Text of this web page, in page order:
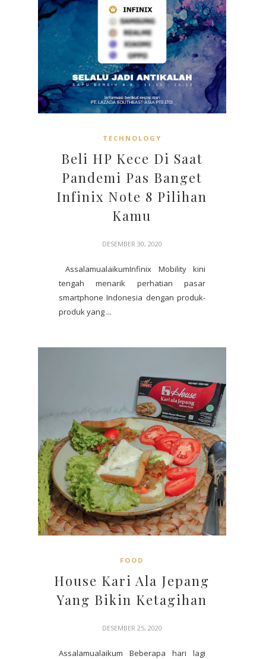
TECHNOLOGY
Beli HP Kece Di Saat
Pandemi Pas Banget
Infinix Note 8 Pilihan
Kamu
DESEMBER 30, 2020
AssalamualaikumInfinix Mobility kini
tengah menarik perhatian pasar
smartphone Indonesia dengan produk-
produk yang ...
FOOD
House Kari Ala Jepang
Yang Bikin Ketagihan
DESEMBER 25, 2020
Assalamualaikum Beberapa hari lagi